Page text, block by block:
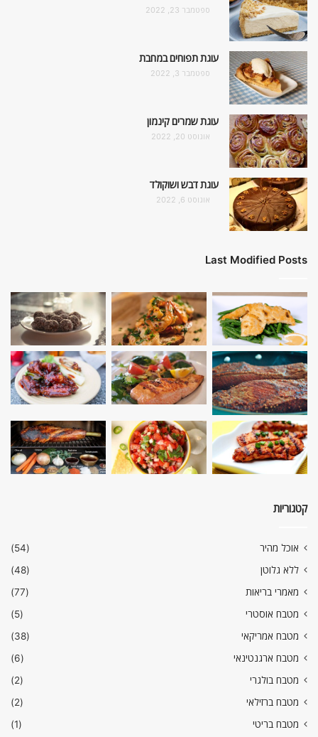
ספטמבר 23, 2022
עוגת תפוחים במחבת
ספטמבר 3, 2022
עוגת שמרים קינמון
אוגוסט 20, 2022
עוגת דבש ושוקולד
אוגוסט 6, 2022
Last Modified Posts
קטגוריות
אוכל מהיר
(54)
ללא גלוטן
(48)
מאמרי בריאות
(77)
מטבח אוסטרי
(5)
מטבח אמריקאי
(38)
מטבח ארגנטינאי
(6)
מטבח בולגרי
(2)
מטבח ברזילאי
(2)
מטבח בריטי
(1)